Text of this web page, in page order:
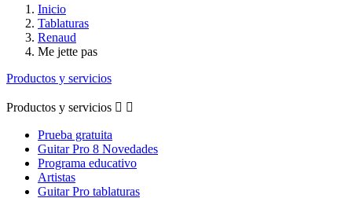
Inicio
Tablaturas
Renaud
Me jette pas
Productos y servicios
Productos y servicios  
Prueba gratuita
Guitar Pro 8 Novedades
Programa educativo
Artistas
Guitar Pro tablaturas